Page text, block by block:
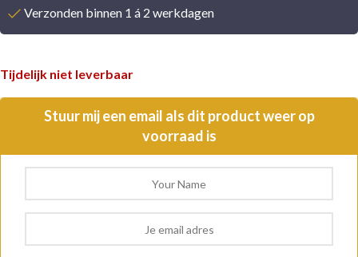
Verzonden binnen 1 á 2 werkdagen
Tijdelijk niet leverbaar
Stuur mij een email als dit product weer op
voorraad is